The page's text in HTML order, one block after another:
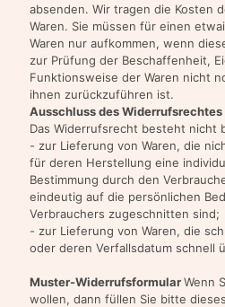
absenden. Wir tragen die Kosten
Waren. Sie müssen für einen
Waren nur aufkommen, wenn
zur Prüfung der Beschaffenheit,
Funktionsweise der Waren nicht
ihnen zurückzuführen ist.
Ausschluss des Widerrufsrechtes
Das Widerrufsrecht besteht nicht
- zur Lieferung von Waren, die
für deren Herstellung eine
Bestimmung durch den
eindeutig auf die persönlichen
Verbrauchers zugeschnitten sind;
- zur Lieferung von Waren, die
oder deren Verfallsdatum schnell
Muster-WiderrufsformularWenn
wollen, dann füllen Sie bitte